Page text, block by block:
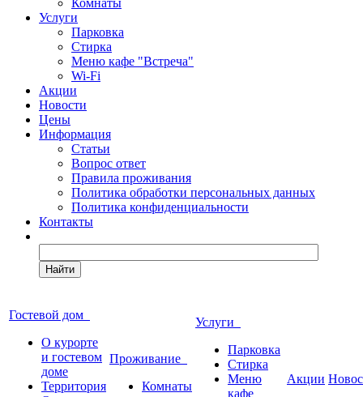
Комнаты
Услуги
Парковка
Стирка
Меню кафе "Встреча"
Wi-Fi
Акции
Новости
Цены
Информация
Статьи
Вопрос ответ
Правила проживания
Политика обработки персональных данных
Политика конфиденциальности
Контакты
Найти
Гостевой дом
О курорте
и гостевом
доме
Территория
Проживание
Комнаты
Услуги
Парковка
Стирка
Меню
кафе
Акции